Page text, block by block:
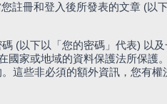
註冊和登入後所發表的文章 (以下
(以下以「您的密碼」代表) 以及
國家或地域的資料保護法所保護
這些非必須的額外資訊，您有權